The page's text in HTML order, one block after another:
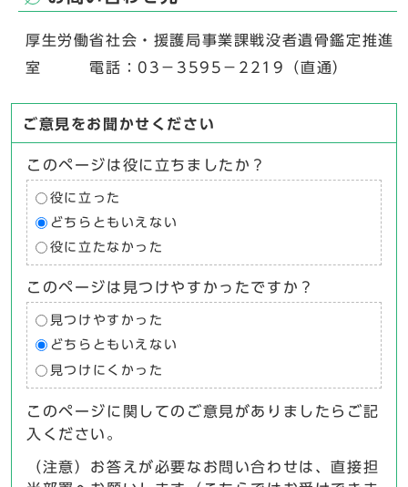
厚生労働省社会・援護局事業課戦没者遺骨鑑定推進
室 電話：03－3595－2219（直通）
ご意見をお聞かせください
このページは役に立ちましたか？
役に立った
どちらともいえない
役に立たなかった
このページは見つけやすかったですか？
見つけやすかった
どちらともいえない
見つけにくかった
このページに関してのご意見がありましたらご記
入ください。
（注意）お答えが必要なお問い合わせは、直接担